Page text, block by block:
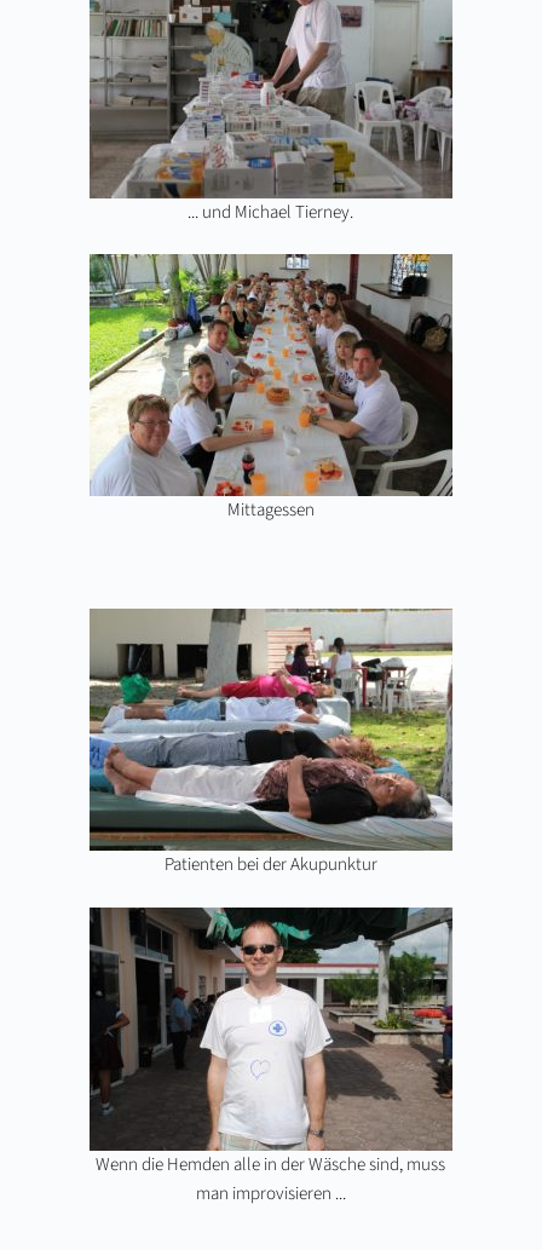
... und Michael Tierney.
Mittagessen
Patienten bei der Akupunktur
Wenn die Hemden alle in der Wäsche sind, muss
man improvisieren ...